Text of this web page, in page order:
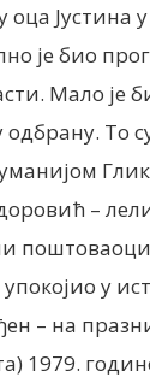
Јустина
је био
Мало је
одбрану. То
–
упокојио у
– на
1979.